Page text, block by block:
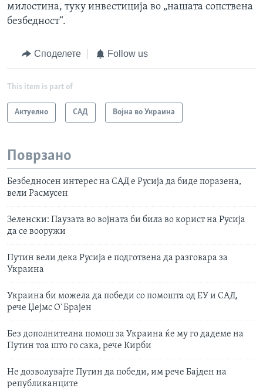
милостина, туку инвестиција во „нашата сопствена
безбедност“.
Споделете Follow us
This item is part of
Актуелно САД Војна во Украина
Поврзано
Безбедносен интерес на САД е Русија да биде поразена,
вели Расмусен
Зеленски: Паузата во војната би била во корист на Русија
да се вооружи
Путин вели дека Русија е подготвена да разговара за
Украина
Украина би можела да победи со помошта од ЕУ и САД,
рече Џејмс О`Брајен
Без дополнителна помош за Украина ќе му го дадеме на
Путин тоа што го сака, рече Кирби
Не дозволувајте Путин да победи, им рече Бајден на
републиканците